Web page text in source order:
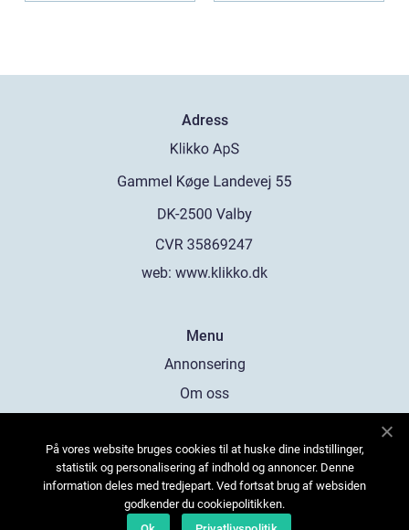
Adress
web: www.klikko.dk
Menu
Annonsering
Om oss
Kontakta oss
Sitemap
På vores website bruges cookies til at huske dine indstillinger,
statistik og personalisering af indhold og annoncer. Denne
information deles med tredjepart. Ved fortsat brug af websiden
godkender du cookiepolitikken.